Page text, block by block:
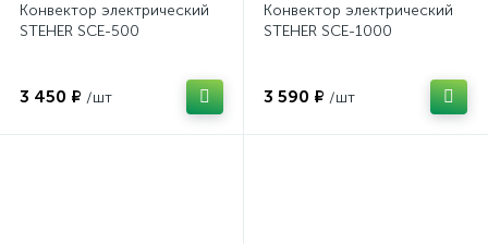
Конвектор электрический
STEHER SCE-500
3 450 ₽ /шт
Конвектор электрический
STEHER SCE-1000
3 590 ₽ /шт